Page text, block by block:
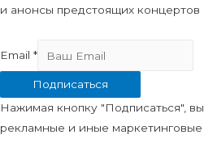
и анонсы предстоящих концертов
Email *
Подписаться
Нажимая кнопку "Подписаться",
рекламные и иные